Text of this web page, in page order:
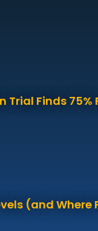
Trial Finds 75%
(and Where